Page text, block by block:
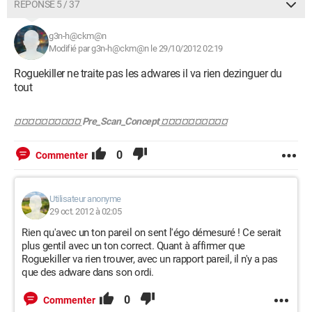
RÉPONSE 5 / 37
g3n-h@ckm@n
Modifié par g3n-h@ckm@n le 29/10/2012 02:19
Roguekiller ne traite pas les adwares il va rien dezinguer du
tout
¤¤¤¤¤¤¤¤¤¤Pre_Scan_Concept¤¤¤¤¤¤¤¤¤¤
Commenter 0
Utilisateur anonyme
29 oct. 2012 à 02:05
Rien qu'avec un ton pareil on sent l'égo démesuré ! Ce serait
plus gentil avec un ton correct. Quant à affirmer que
Roguekiller va rien trouver, avec un rapport pareil, il n'y a pas
que des adware dans son ordi.
Commenter 0